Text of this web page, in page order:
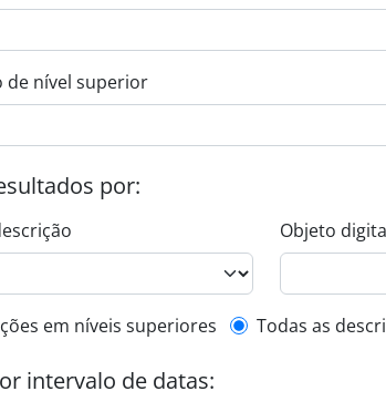
de nível superior
por:
Objeto
descrição de nível superior
em níveis superiores Todas as
intervalo de datas: